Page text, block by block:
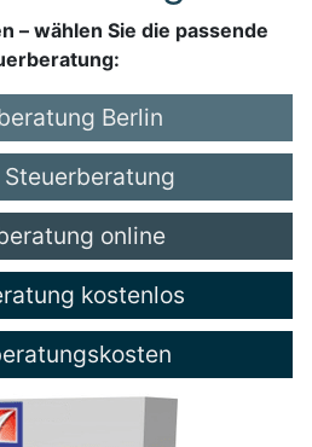
– wählen Sie die passende
Berlin
online
kostenlos